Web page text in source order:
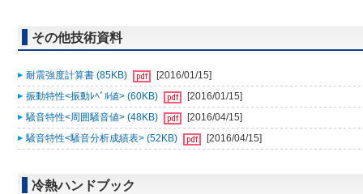
その他技術資料
耐震強度計算書 (85KB)
[2016/01/15]
振動特性<振動ﾚﾍﾞﾙ値> (60KB)
[2016/01/15]
騒音特性<周囲騒音値> (48KB)
[2016/04/15]
騒音特性<騒音分析成績表> (52KB)
[2016/04/15]
冷熱ハンドブック